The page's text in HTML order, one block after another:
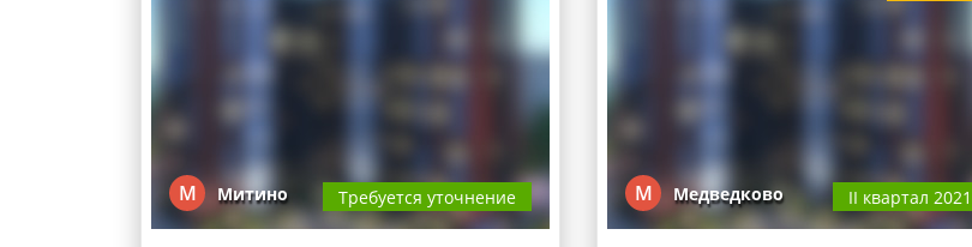
М Митино Требуется уточнение М Медведково II квартал 2021